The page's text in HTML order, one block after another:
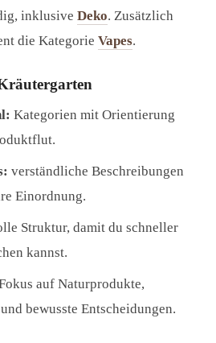
inklusive Deko. Zusätzlich
die Kategorie Vapes.
Kategorien mit Orientierung
verständliche Beschreibungen
Einordnung.
Struktur, damit du schneller
kannst.
auf Naturprodukte,
bewusste Entscheidungen.